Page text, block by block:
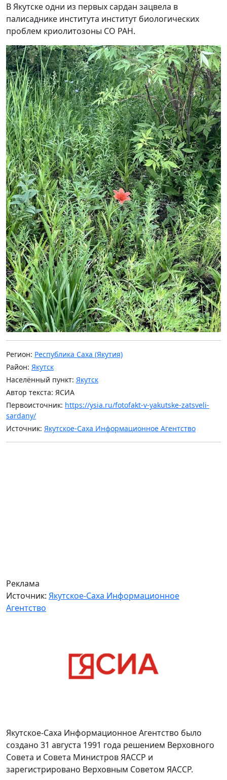
В Якутске одни из первых сардан зацвела в
палисаднике института институт биологических
проблем криолитозоны СО РАН.
Регион: Республика Саха (Якутия)
Район: Якутск
Населённый пункт: Якутск
Автор текста: ЯСИА
Первоисточник: https://ysia.ru/fotofakt-v-yakutske-zatsveli-
sardany/
Источник: Якутское-Саха Информационное Агентство
Реклама
Источник: Якутское-Саха Информационное
Агентство
Якутское-Саха Информационное Агентство было
создано 31 августа 1991 года решением Верховного
Совета и Совета Министров ЯАССР и
зарегистрировано Верховным Советом ЯАССР.